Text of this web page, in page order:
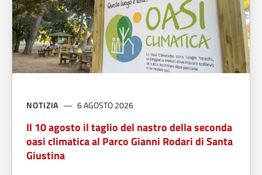
NOTIZIA 6 AGOSTO 2026
Il 10 agosto il taglio del nastro della seconda
oasi climatica al Parco Gianni Rodari di Santa
Giustina